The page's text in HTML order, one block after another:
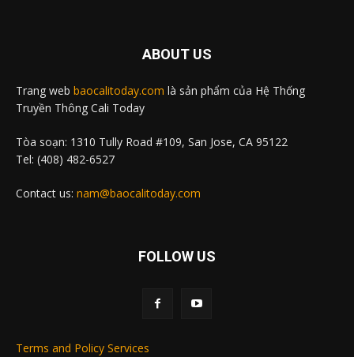
ABOUT US
Trang web baocalitoday.com là sản phẩm của Hệ Thống
Truyền Thông Cali Today
Tòa soạn: 1310 Tully Road #109, San Jose, CA 95122
Tel: (408) 482-6527
Contact us: nam@baocalitoday.com
FOLLOW US
Terms and Policy Services